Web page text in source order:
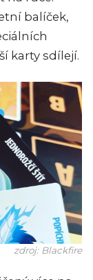
balíček,
karty sdílejí.
zdroj: Blackfire